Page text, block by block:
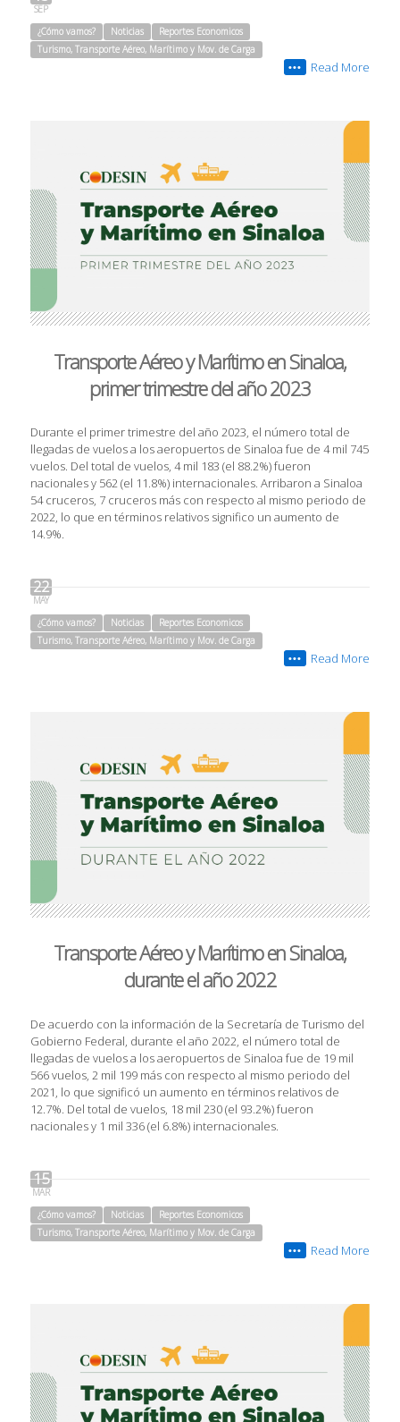
SEP
¿Cómo vamos?
Noticias
Reportes Economicos
Turismo, Transporte Aéreo, Marítimo y Mov. de Carga
Read More
•••
Transporte Aéreo y Marítimo en Sinaloa,
primer trimestre del año 2023
Durante el primer trimestre del año 2023, el número total de
llegadas de vuelos a los aeropuertos de Sinaloa fue de 4 mil 745
vuelos. Del total de vuelos, 4 mil 183 (el 88.2%) fueron
nacionales y 562 (el 11.8%) internacionales. Arribaron a Sinaloa
54 cruceros, 7 cruceros más con respecto al mismo periodo de
2022, lo que en términos relativos significo un aumento de
14.9%.
22
MAY
¿Cómo vamos?
Noticias
Reportes Economicos
Turismo, Transporte Aéreo, Marítimo y Mov. de Carga
Read More
•••
Transporte Aéreo y Marítimo en Sinaloa,
durante el año 2022
De acuerdo con la información de la Secretaría de Turismo del
Gobierno Federal, durante el año 2022, el número total de
llegadas de vuelos a los aeropuertos de Sinaloa fue de 19 mil
566 vuelos, 2 mil 199 más con respecto al mismo periodo del
2021, lo que significó un aumento en términos relativos de
12.7%. Del total de vuelos, 18 mil 230 (el 93.2%) fueron
nacionales y 1 mil 336 (el 6.8%) internacionales.
15
MAR
¿Cómo vamos?
Noticias
Reportes Economicos
Turismo, Transporte Aéreo, Marítimo y Mov. de Carga
Read More
•••